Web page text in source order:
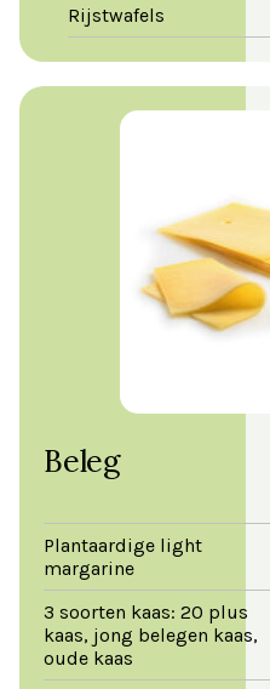
Rijstwafels
Beleg
Plantaardige light
margarine
3 soorten kaas: 20 plus
kaas, jong belegen kaas,
oude kaas